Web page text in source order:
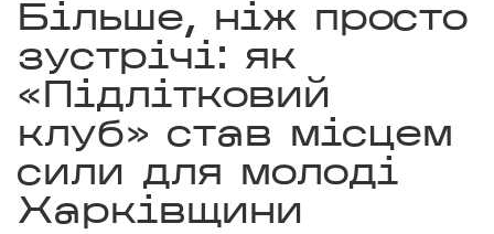
Більше, ніж просто
зустрічі: як
«Підлітковий
клуб» став місцем
сили для молоді
Харківщини